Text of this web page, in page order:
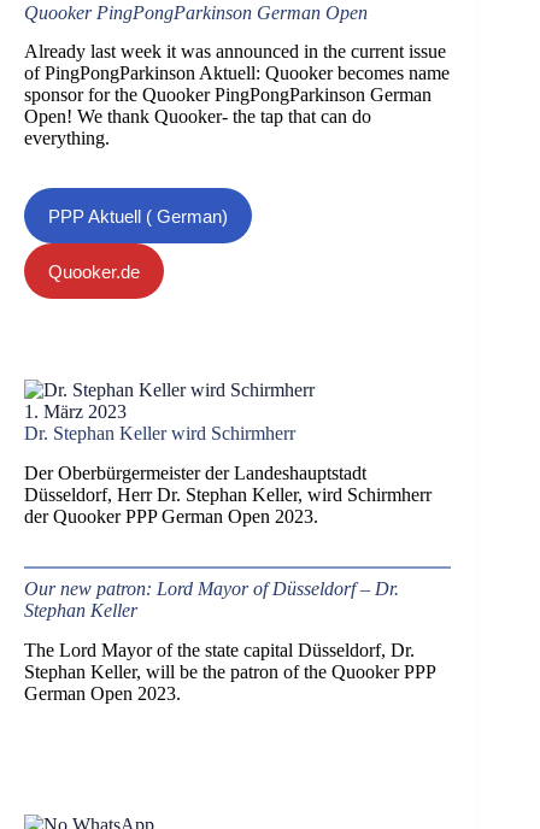
Quooker PingPongParkinson German Open
Already last week it was announced in the current issue
of PingPongParkinson Aktuell: Quooker becomes name
sponsor for the Quooker PingPongParkinson German
Open! We thank Quooker- the tap that can do
everything.
PPP Aktuell ( German)
Quooker.de
1. März 2023
Dr. Stephan Keller wird Schirmherr
Der Oberbürgermeister der Landeshauptstadt
Düsseldorf, Herr Dr. Stephan Keller, wird Schirmherr
der Quooker PPP German Open 2023.
Our new patron: Lord Mayor of Düsseldorf – Dr.
Stephan Keller
The Lord Mayor of the state capital Düsseldorf, Dr.
Stephan Keller, will be the patron of the Quooker PPP
German Open 2023.